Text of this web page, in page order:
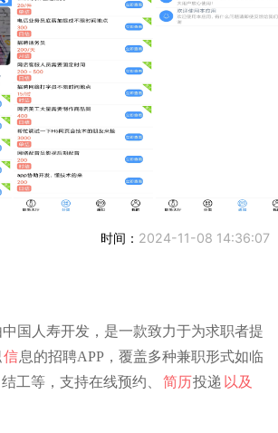
时间： 2024-11-08 14:36:07
中国人寿开发，是一款致力于为求职者提
信息的招聘APP，覆盖多种兼职形式如临
工等，支持在线预约、
简历投递 以及